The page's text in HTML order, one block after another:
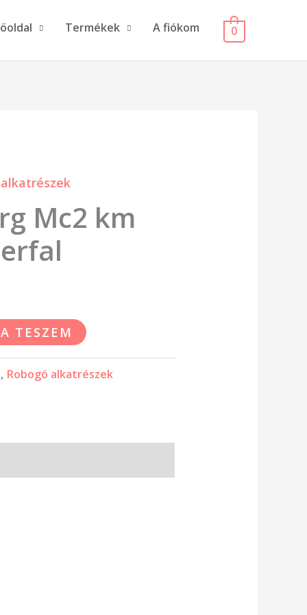
Termékek A fiókom 0
Mc2 km
TESZEM
, Robogó alkatrészek